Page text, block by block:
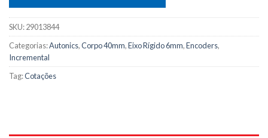
SKU:29013844
Categorias:Autonics,Corpo 40mm,Eixo Rígido 6mm,Encoders,
Incremental
Tag:Cotações